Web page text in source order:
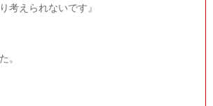
考えられないです』
。